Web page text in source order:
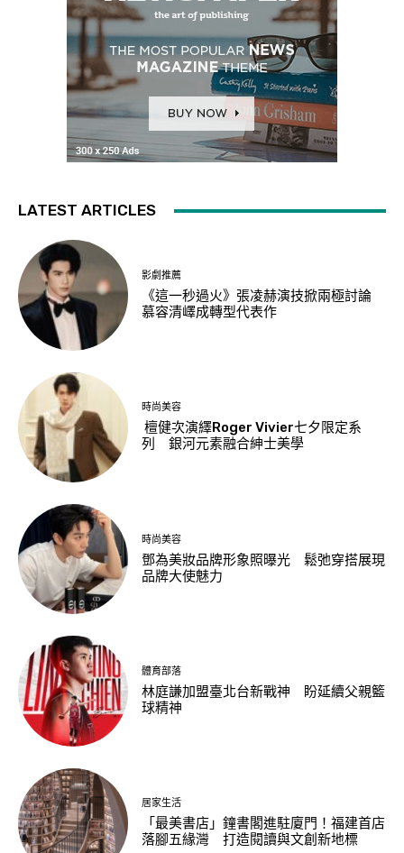
LATEST ARTICLES
影劇推薦
《這一秒過火》張凌赫演技掀兩極討論
慕容清嶧成轉型代表作
時尚美容
檀健次演繹Roger Vivier七夕限定系
列 銀河元素融合紳士美學
時尚美容
鄧為美妝品牌形象照曝光 鬆弛穿搭展現
品牌大使魅力
體育部落
林庭謙加盟臺北台新戰神 盼延續父親籃
球精神
居家生活
「最美書店」鐘書閣進駐廈門！福建首店
落腳五緣灣 打造閱讀與文創新地標